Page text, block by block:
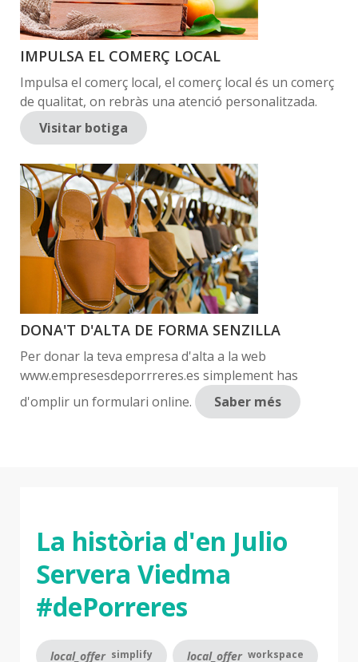
IMPULSA EL COMERÇ LOCAL
Impulsa el comerç local, el comerç local és un comerç
de qualitat, on rebràs una atenció personalitzada.
Visitar botiga
DONA'T D'ALTA DE FORMA SENZILLA
Per donar la teva empresa d'alta a la web
www.empresesdeporrreres.es simplement has
d'omplir un formulari online.
Saber més
La història d'en Julio
Servera Viedma
#dePorreres
local_offer simplify local_offer workspace